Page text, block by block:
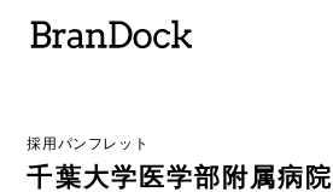
採用パンフレット
千葉大学医学部附属病院